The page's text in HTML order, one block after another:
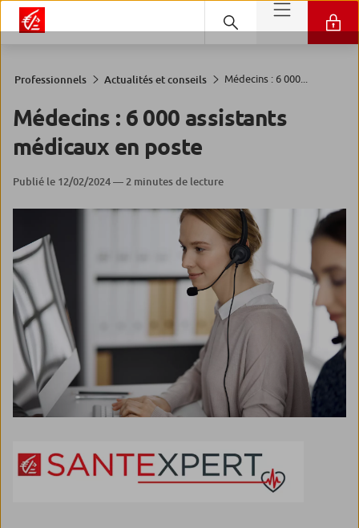
Professionnels Actualités et conseils Médecins : 6 000...
Médecins : 6 000 assistants
médicaux en poste
Publié le 12/02/2024 — 2 minutes de lecture